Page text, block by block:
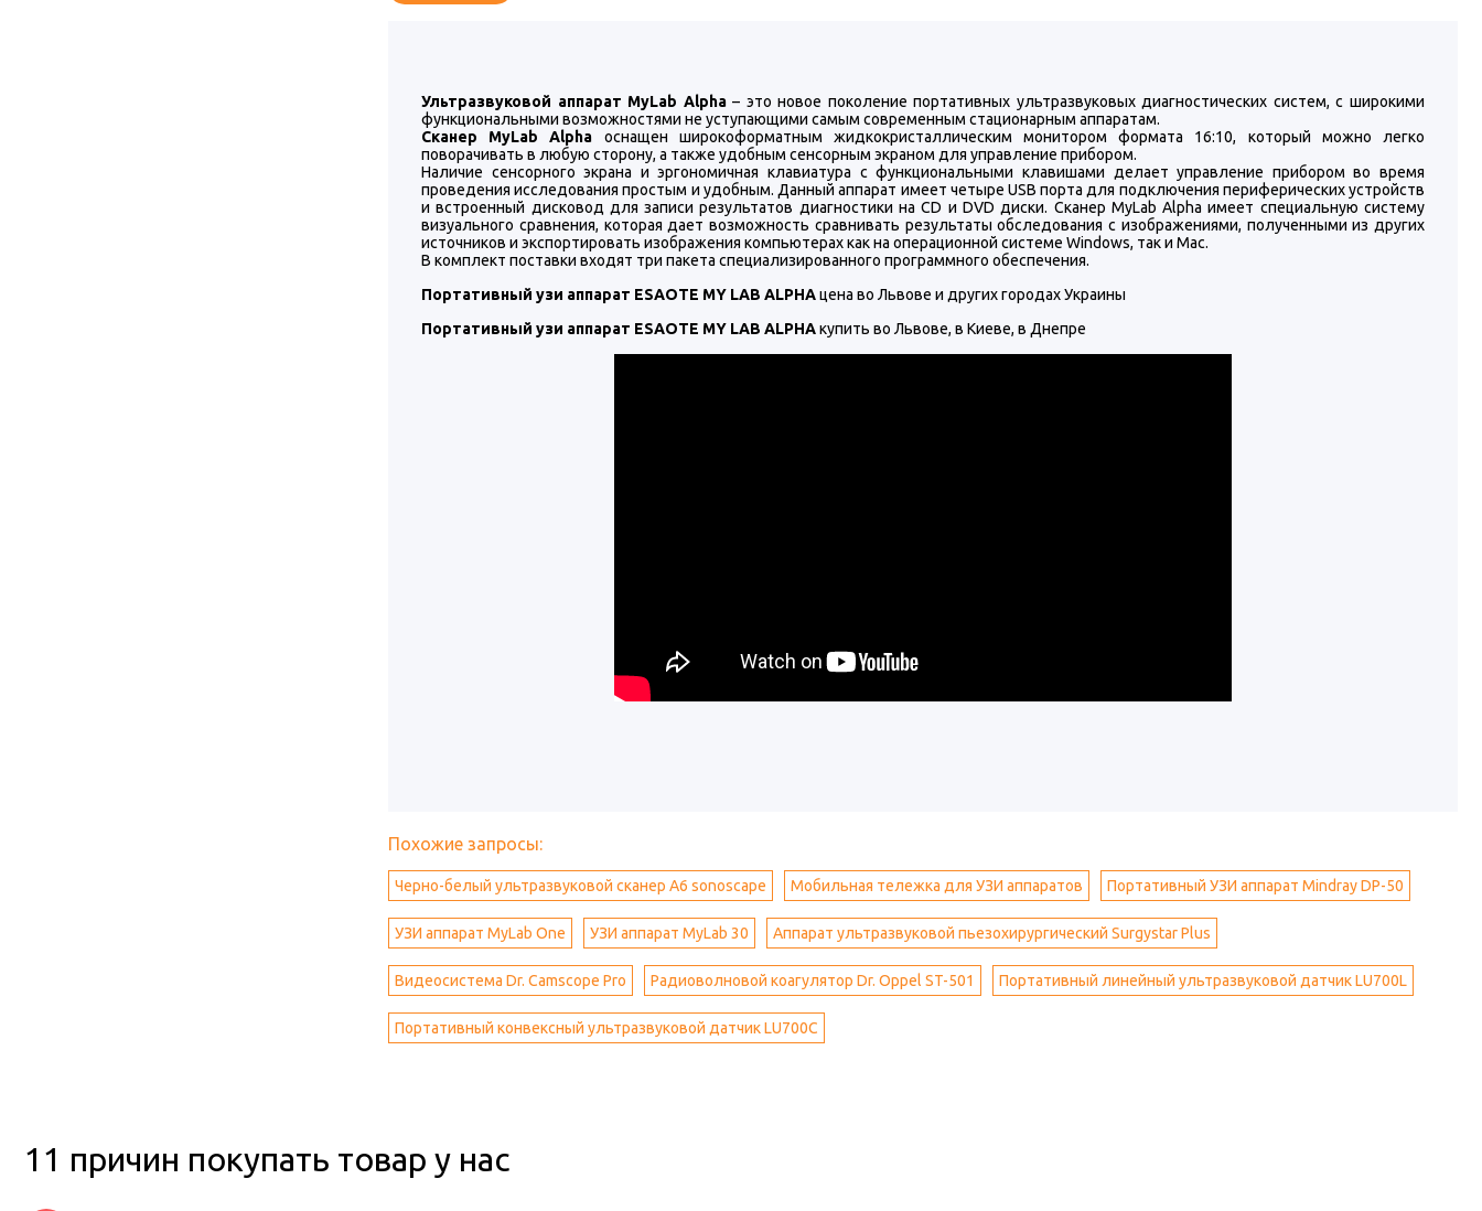
Ультразвуковой аппарат MyLab Alpha– это новое поколение портативных ультразвуковых диагностических систем, с широкими
функциональными возможностями не уступающими самым современным стационарным аппаратам.
Сканер MyLab Alpha оснащен широкоформатным жидкокристаллическим монитором формата 16:10, который можно легко
поворачивать в любую сторону, а также удобным сенсорным экраном для управление прибором.
Наличие сенсорного экрана и эргономичная клавиатура с функциональными клавишами делает управление прибором во время
проведения исследования простым и удобным. Данный аппарат имеет четыре USB порта для подключения периферических устройств
и встроенный дисковод для записи результатов диагностики на CD и DVD диски. Сканер MyLab Alpha имеет специальную систему
визуального сравнения, которая дает возможность сравнивать результаты обследования с изображениями, полученными из других
источников и экспортировать изображения компьютерах как на операционной системе Windows, так и Mac.
В комплект поставки входят три пакета специализированного программного обеспечения.
Портативный узи аппарат ESAOTE MY LAB ALPHAцена во Львове и других городах Украины
Портативный узи аппарат ESAOTE MY LAB ALPHAкупить во Львове, в Киеве, в Днепре
Похожие запросы:
Черно-белый ультразвуковой сканер A6 sonoscape Мобильная тележка для УЗИ аппаратов Портативный УЗИ аппарат Mindray DP-50
УЗИ аппарат MyLab One УЗИ аппарат MyLab 30 Аппарат ультразвуковой пьезохирургический Surgystar Plus
Видеосистема Dr. Camscope Pro Радиоволновой коагулятор Dr. Oppel ST-501 Портативный линейный ультразвуковой датчик LU700L
Портативный конвексный ультразвуковой датчик LU700C
11 причин покупать товар у нас